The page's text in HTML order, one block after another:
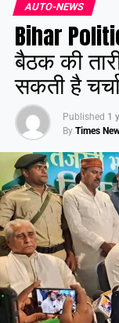
Share this:
Facebook
Like this:
AUTO-NEWS
Bihar
बैठक की
सकती है
Published 1
By Times